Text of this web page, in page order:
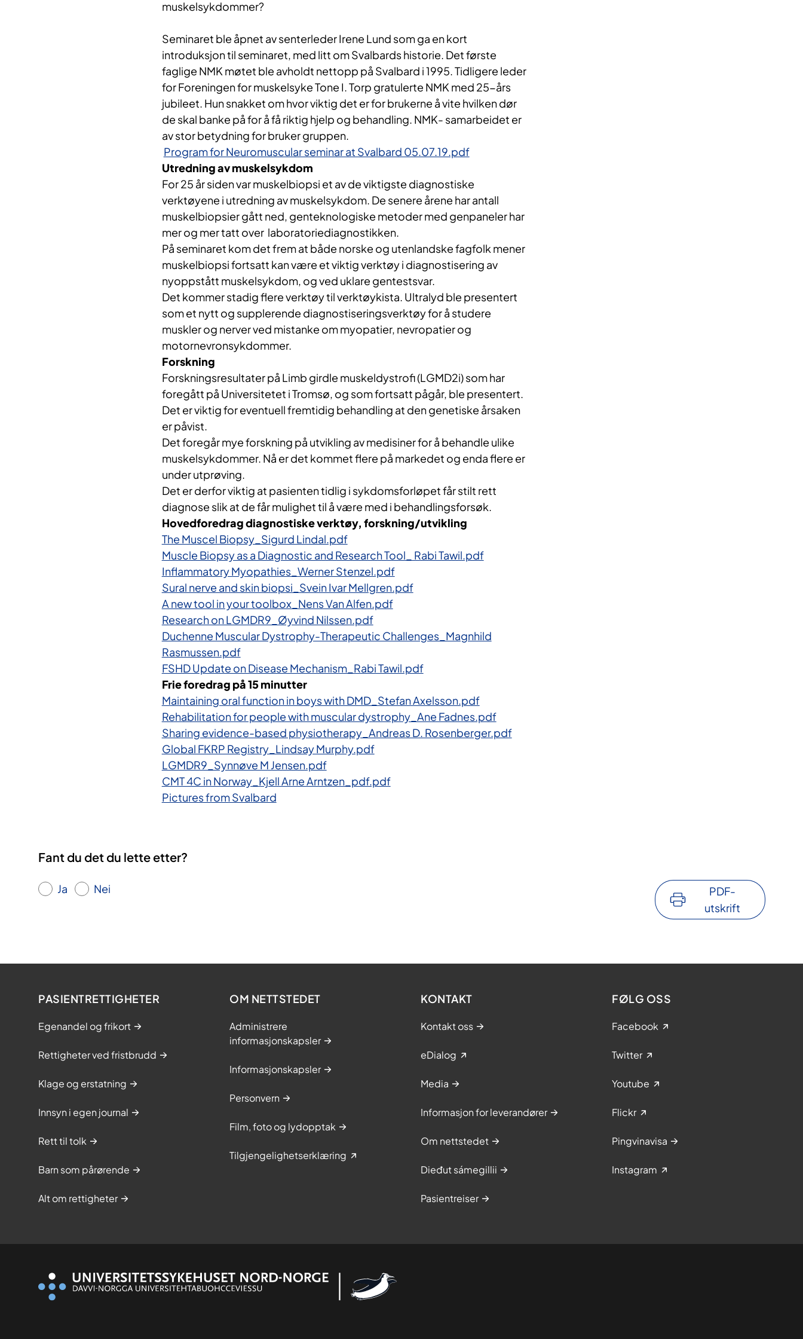
muskelsykdommer?
Seminaret ble åpnet av senterleder Irene Lund som ga en kort
introduksjon til seminaret, med litt om Svalbards historie. Det første
faglige NMK møtet ble avholdt nettopp på Svalbard i 1995. Tidligere leder
for Foreningen for muskelsyke Tone I. Torp gratulerte NMK med 25-års
jubileet. Hun snakket om hvor viktig det er for brukerne å vite hvilken dør
de skal banke på for å få riktig hjelp og behandling. NMK- samarbeidet er
av stor betydning for bruker gruppen.
Program for Neuromuscular seminar at Svalbard 05.07.19.pdf
Utredning av muskelsykdom
For 25 år siden var muskelbiopsi et av de viktigste diagnostiske
verktøyene i utredning av muskelsykdom. De senere årene har antall
muskelbiopsier gått ned, genteknologiske metoder med genpaneler har
mer og mer tatt over laboratoriediagnostikken.
På seminaret kom det frem at både norske og utenlandske fagfolk mener
muskelbiopsi fortsatt kan være et viktig verktøy i diagnostisering av
nyoppstått muskelsykdom, og ved uklare gentestsvar.
Det kommer stadig flere verktøy til verktøykista. Ultralyd ble presentert
som et nytt og supplerende diagnostiseringsverktøy for å studere
muskler og nerver ved mistanke om myopatier, nevropatier og
motornevronsykdommer.
Forskning
Forskningsresultater på Limb girdle muskeldystrofi (LGMD2i) som har
foregått på Universitetet i Tromsø, og som fortsatt pågår, ble presentert.
Det er viktig for eventuell fremtidig behandling at den genetiske årsaken
er påvist.
Det foregår mye forskning på utvikling av medisiner for å behandle ulike
muskelsykdommer. Nå er det kommet flere på markedet og enda flere er
under utprøving.
Det er derfor viktig at pasienten tidlig i sykdomsforløpet får stilt rett
diagnose slik at de får mulighet til å være med i behandlingsforsøk.
Hovedforedrag diagnostiske verktøy, forskning/utvikling
The Muscel Biopsy_Sigurd Lindal.pdf
Muscle Biopsy as a Diagnostic and Research Tool_ Rabi Tawil.pdf
Inflammatory Myopathies_Werner Stenzel.pdf
Sural nerve and skin biopsi_Svein Ivar Mellgren.pdf
A new tool in your toolbox_Nens Van Alfen.pdf
Research on LGMDR9_Øyvind Nilssen.pdf
Duchenne Muscular Dystrophy-Therapeutic Challenges_Magnhild
Rasmussen.pdf
FSHD Update on Disease Mechanism_Rabi Tawil.pdf
Frie foredrag på 15 minutter
Maintaining oral function in boys with DMD_Stefan Axelsson.pdf
Rehabilitation for people with muscular dystrophy_Ane Fadnes.pdf
Sharing evidence-based physiotherapy_Andreas D. Rosenberger.pdf
Global FKRP Registry_Lindsay Murphy.pdf
LGMDR9_Synnøve M Jensen.pdf
CMT 4C in Norway_Kjell Arne Arntzen_pdf.pdf
Pictures from Svalbard
Fant du det du lette etter?
Ja Nei
PDF-
utskrift
PASIENTRETTIGHETER
Egenandel og frikort
Rettigheter ved fristbrudd
Klage og erstatning
Innsyn i egen journal
Rett til tolk
Barn som pårørende
Alt om rettigheter
OM NETTSTEDET
Administrere
informasjonskapsler
Informasjonskapsler
Personvern
Film, foto og lydopptak
Tilgjengelighetserklæring
KONTAKT
Kontakt oss
eDialog
Media
Informasjon for leverandører
Om nettstedet
Dieđut sámegillii
Pasientreiser
FØLG OSS
Facebook
Twitter
Youtube
Flickr
Pingvinavisa
Instagram